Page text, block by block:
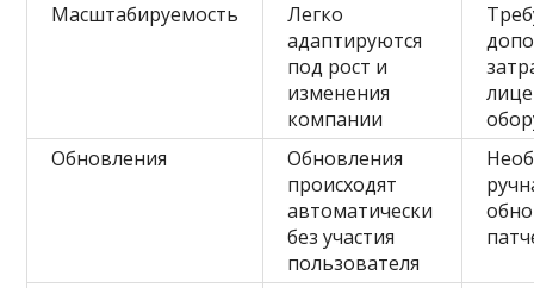
Масштабируемость
Легко
адаптируются
под рост и
изменения
компании
Обновления
Обновления
происходят
автоматически
без участия
пользователя